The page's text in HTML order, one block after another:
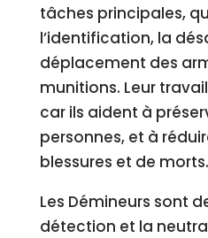
tâches principales,
l’identification, la
déplacement des
munitions. Leur
car ils aident à
personnes, et à
blessures et de morts.
Les Démineurs sont
détection et la